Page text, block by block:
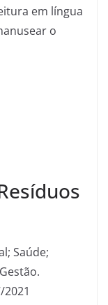
em língua
o
Saúde;